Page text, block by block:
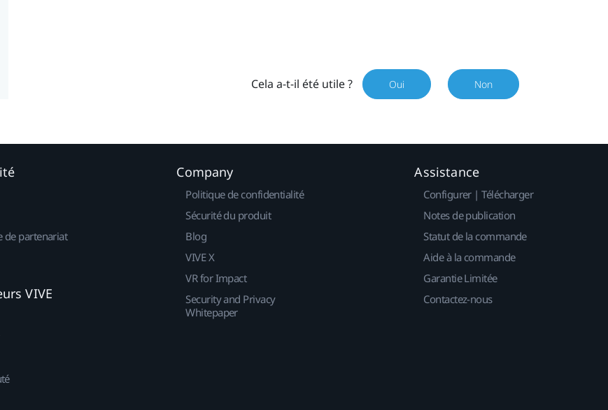
Cela a-t-il été utile ? Oui Non
de partenariat
VIVE
Company
Politique de confidentialité
Sécurité du produit
Blog
VIVE X
VR for Impact
Security and Privacy
Whitepaper
Assistance
Configurer | Télécharger
Notes de publication
Statut de la commande
Aide à la commande
Garantie Limitée
Contactez-nous